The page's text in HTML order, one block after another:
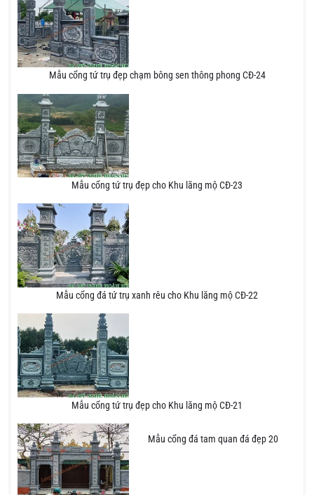
Mẫu cổng tứ trụ đẹp chạm bông sen thông phong CĐ-24
Mẫu cổng tứ trụ đẹp cho Khu lăng mộ CĐ-23
Mẫu cổng đá tứ trụ xanh rêu cho Khu lăng mộ CĐ-22
Mẫu cổng tứ trụ đẹp cho Khu lăng mộ CĐ-21
Mẫu cổng đá tam quan đá đẹp 20